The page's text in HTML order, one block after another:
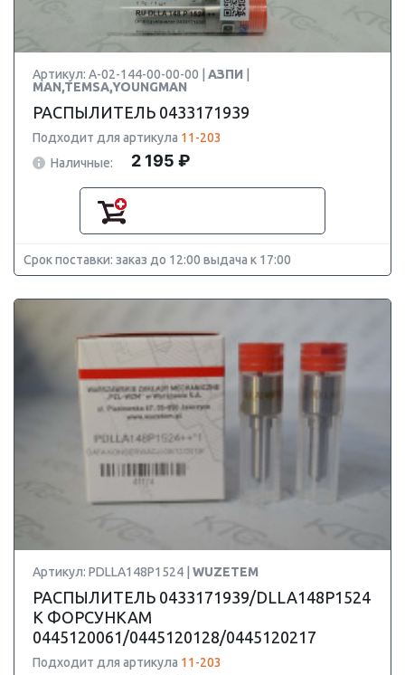
Артикул: А-02-144-00-00-00 | АЗПИ
MAN,TEMSA,YOUNGMAN
РАСПЫЛИТЕЛЬ 0433171939
Подходит для артикула 11-203
Наличные:
2 195 ₽
Срок поставки: заказ до 12:00 выдача к 17:00
Артикул: PDLLA148P1524 | WUZETEM
РАСПЫЛИТЕЛЬ 0433171939/DLLA148P1524
К ФОРСУНКАМ
0445120061/0445120128/0445120217
Подходит для артикула 11-203